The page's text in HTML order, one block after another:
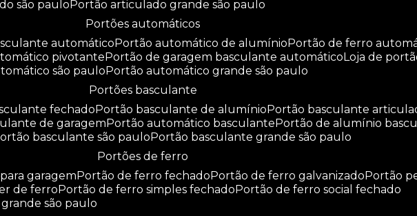
são paulo
portão articulado grande são paulo
portões automáticos
automático portão automático de alumínio
portão de ferro
pivotante portão de garagem basculante automático loja de
são paulo
portão automático grande são paulo
portões basculante
fechado portão basculante de alumínio
portão basculante
de garagem portão automático basculante
portão de alumínio
portão basculante são paulo
portão basculante grande são paulo
portões de ferro
garagem portão de ferro fechado portão de ferro galvanizado
portão
de ferro portão de ferro simples fechado
portão de ferro social fechado
são paulo